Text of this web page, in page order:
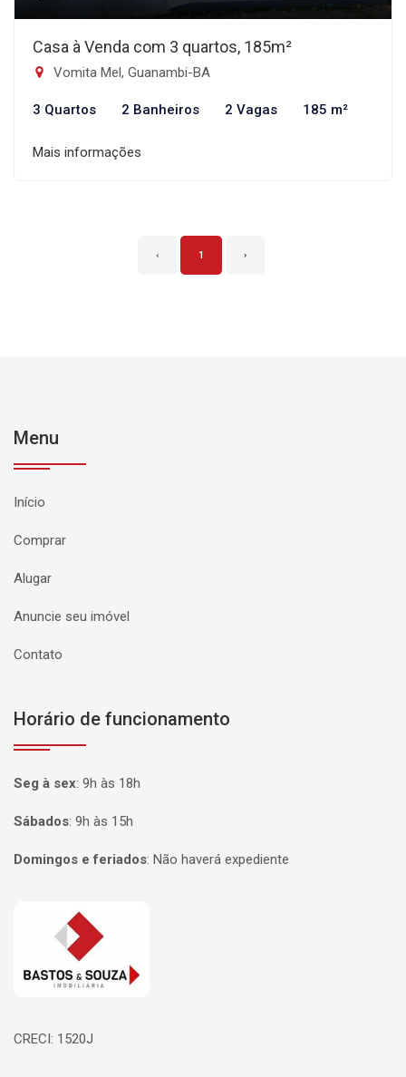
Casa à Venda com 3 quartos, 185m²
Vomita Mel, Guanambi-BA
3 Quartos 2 Banheiros 2 Vagas 185 m²
Mais informações
‹ 1 ›
Menu
Início
Comprar
Alugar
Anuncie seu imóvel
Contato
Horário de funcionamento
Seg à sex: 9h às 18h
Sábados: 9h às 15h
Domingos e feriados: Não haverá expediente
Página inicial
CRECI: 1520J